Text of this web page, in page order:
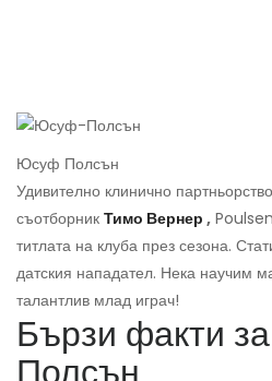
Юсуф Полсън
Удивително клинично
съотборник Тимо Вернер ,
титлата на клуба през сезона.
датския нападател. Нека научим
талантлив млад играч!
Бързи факти